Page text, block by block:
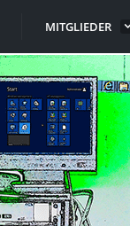
MITGLIEDER